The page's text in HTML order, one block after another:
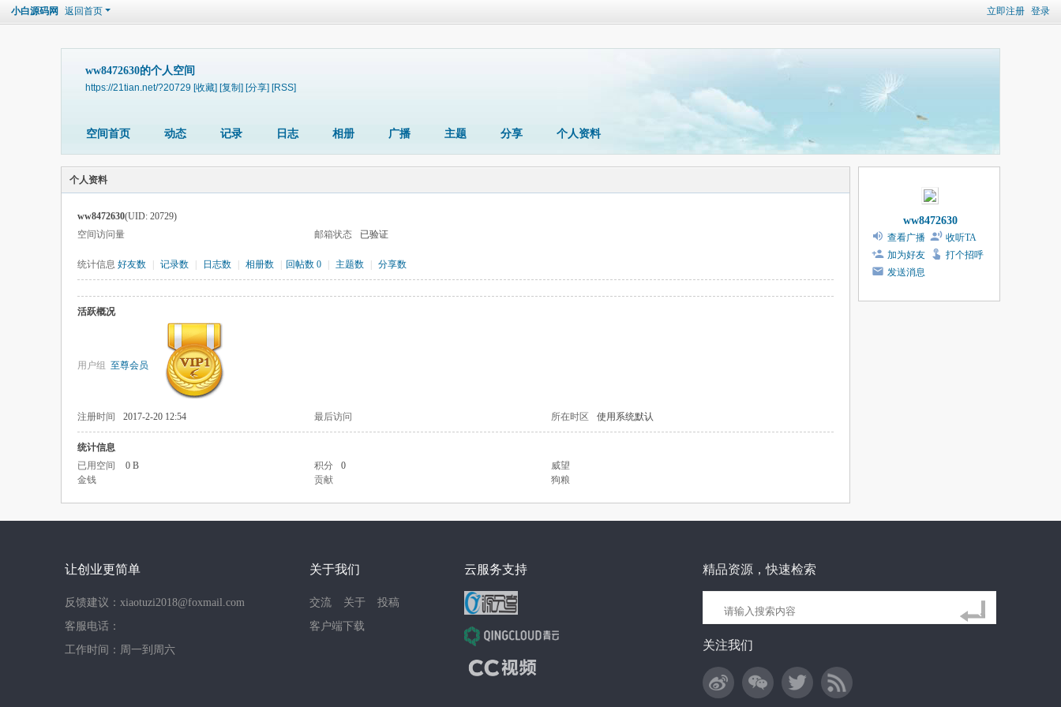
立即注册 登录
小白源码网 返回首页
ww8472630的个人空间
https://21tian.net/?20729 [收藏] [复制] [分享] [RSS]
空间首页 动态 记录 日志 相册 广播 主题 分享 个人资料
个人资料
ww8472630(UID: 20729)
空间访问量
邮箱状态 已验证
统计信息 好友数 记录数 日志数 相册数 回帖数 0 主题数 分享数
活跃概况
用户组 至尊会员
注册时间 2017-2-20 12:54 最后访问 所在时区 使用系统默认
统计信息
已用空间
0 B 积分 0
威望
金钱
贡献 狗粮
ww8472630
查看广播
收听TA
加为好友
打个招呼
发送消息
让创业更简单
反馈建议：xiaotuzi2018@foxmail.com
客服电话：
工作时间：周一到周六
关于我们
交流 关于
投稿
客户端下载
云服务支持 精品资源，快速检索
关注我们